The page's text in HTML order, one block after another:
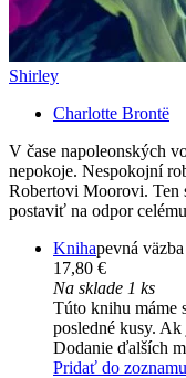
Shirley
Charlotte Brontë
V čase napoleonských
nepokoje. Nespokojní
Robertovi Moorovi. Ten
postaviť na odpor
Knihapevná
17,80 €
Na sklade 1 ks
Túto knihu máme
posledné kusy.
Dodanie ďalších
Pridať do zoznamu